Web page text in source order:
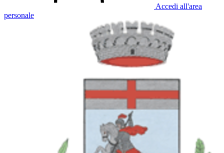
Accedi all'area
personale